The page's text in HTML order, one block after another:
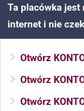
Ta placówka jest
internet i nie
Otwórz
Otwórz
Otwórz